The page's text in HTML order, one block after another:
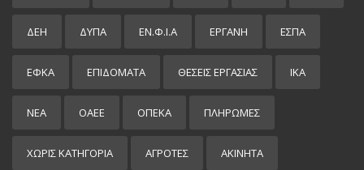
ΔΕΗ ΔΥΠΑ ΕΝ.Φ.Ι.Α ΕΡΓΑΝΗ ΕΣΠΑ
ΕΦΚΑ ΕΠΙΔΌΜΑΤΑ ΘΕΣΕΙΣ ΕΡΓΑΣΙΑΣ ΙΚΑ
ΝΕΑ ΟΑΕΕ ΟΠΕΚΑ ΠΛΗΡΩΜΕΣ
ΧΩΡΊΣ ΚΑΤΗΓΟΡΊΑ ΑΓΡΟΤΕΣ ΑΚΙΝΗΤΑ